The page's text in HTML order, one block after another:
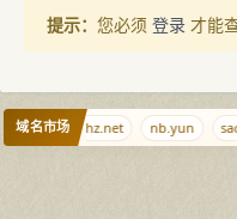
提示： 您必须 登录 才能
域名市场
nb.ci lhz.net nb.yun